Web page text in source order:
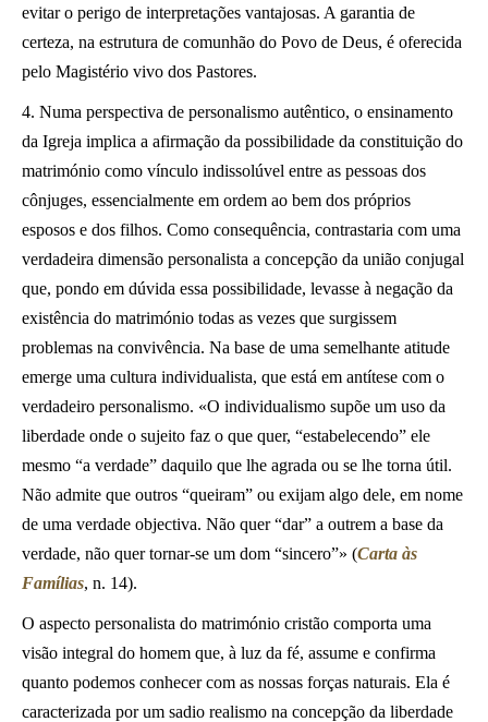
evitar o perigo de interpretações vantajosas. A garantia de
certeza, na estrutura de comunhão do Povo de Deus, é oferecida
pelo Magistério vivo dos Pastores.
4. Numa perspectiva de personalismo autêntico, o ensinamento
da Igreja implica a afirmação da possibilidade da constituição do
matrimónio como vínculo indissolúvel entre as pessoas dos
cônjuges, essencialmente em ordem ao bem dos próprios
esposos e dos filhos. Como consequência, contrastaria com uma
verdadeira dimensão personalista a concepção da união conjugal
que, pondo em dúvida essa possibilidade, levasse à negação da
existência do matrimónio todas as vezes que surgissem
problemas na convivência. Na base de uma semelhante atitude
emerge uma cultura individualista, que está em antítese com o
verdadeiro personalismo. «O individualismo supõe um uso da
liberdade onde o sujeito faz o que quer, “estabelecendo” ele
mesmo “a verdade” daquilo que lhe agrada ou se lhe torna útil.
Não admite que outros “queiram” ou exijam algo dele, em nome
de uma verdade objectiva. Não quer “dar” a outrem a base da
verdade, não quer tornar-se um dom “sincero”» (Carta às
Famílias, n. 14).
O aspecto personalista do matrimónio cristão comporta uma
visão integral do homem que, à luz da fé, assume e confirma
quanto podemos conhecer com as nossas forças naturais. Ela é
caracterizada por um sadio realismo na concepção da liberdade